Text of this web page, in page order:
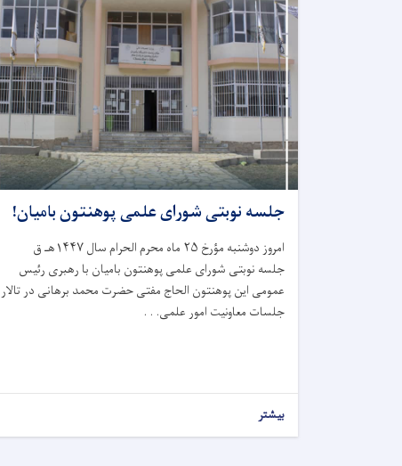
جلسه نوبتی شورای علمی پوهنتون بامیان!
امروز دوشنبه مؤرخ ۲۵ ماه محرم الحرام سال ۱۴۴۷هـ ق
جلسه نوبتی شورای علمی پوهنتون بامیان با رهبری رئیس
عمومی این پوهنتون الحاج مفتی حضرت محمد برهانی در تالار
جلسات معاونیت امور علمی. . .
بیشتر